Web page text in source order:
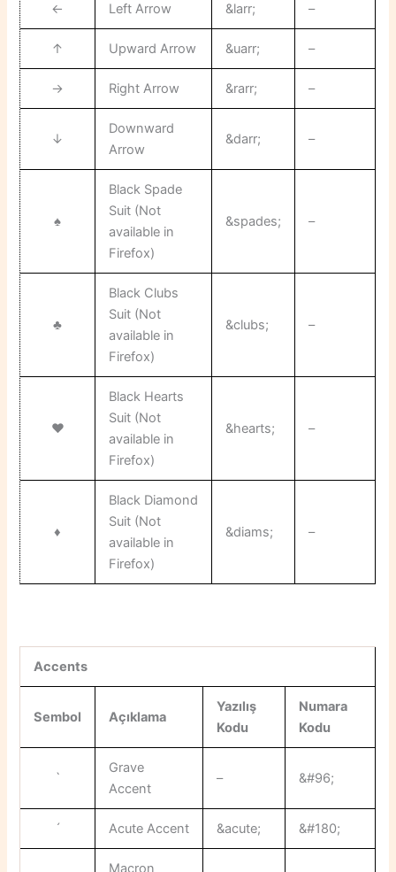
← Left Arrow &larr; –
↑ Upward Arrow &uarr; –
→ Right Arrow &rarr; –
↓
Downward
Arrow
&darr; –
♠
Black Spade
Suit (Not
available in
Firefox)
&spades; –
♣
Black Clubs
Suit (Not
available in
Firefox)
&clubs; –
♥
Black Hearts
Suit (Not
available in
Firefox)
&hearts; –
♦
Black Diamond
Suit (Not
available in
Firefox)
&diams; –
Accents
Sembol Açıklama
Yazılış
Kodu
Numara
Kodu
`
Grave
Accent
– &#96;
´ Acute Accent &acute; &#180;
Macron